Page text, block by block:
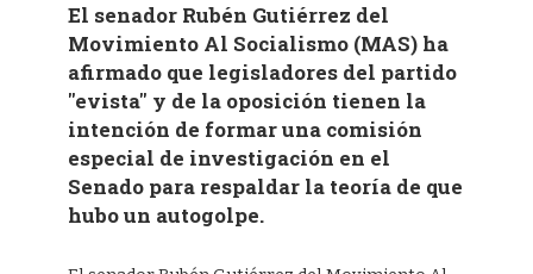
El senador Rubén Gutiérrez del
Movimiento Al Socialismo (MAS) ha
afirmado que legisladores del partido
"evista" y de la oposición tienen la
intención de formar una comisión
especial de investigación en el
Senado para respaldar la teoría de que
hubo un autogolpe.